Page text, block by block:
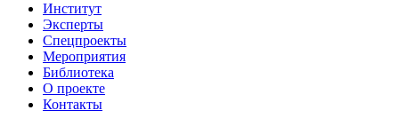
Институт
Эксперты
Спецпроекты
Мероприятия
Библиотека
О проекте
Контакты